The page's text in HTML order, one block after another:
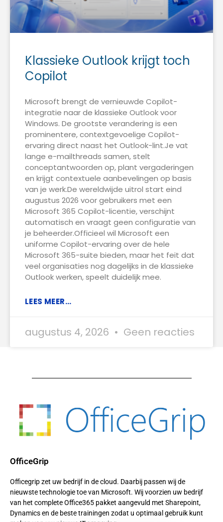
Klassieke Outlook krijgt toch
Copilot
Microsoft brengt de vernieuwde Copilot-
integratie naar de klassieke Outlook voor
Windows. De grootste verandering is een
prominentere, contextgevoelige Copilot-
ervaring direct naast het Outlook-lint.Je vat
lange e-mailthreads samen, stelt
conceptantwoorden op, plant vergaderingen
en krijgt contextuele aanbevelingen op basis
van je werk.De wereldwijde uitrol start eind
augustus 2026 voor gebruikers met een
Microsoft 365 Copilot-licentie, verschijnt
automatisch en vraagt geen configuratie van
je beheerder.Officieel wil Microsoft een
uniforme Copilot-ervaring over de hele
Microsoft 365-suite bieden, maar het feit dat
veel organisaties nog dagelijks in de klassieke
Outlook werken, speelt duidelijk mee.
LEES MEER...
augustus 4, 2026 Geen reacties
OfficeGrip
Officegrip zet uw bedrijf in de cloud. Daarbij passen wij de
nieuwste technologie toe van Microsoft. Wij voorzien uw bedrijf
van het complete Office365 pakket aangevuld met Sharepoint,
Dynamics en de beste trainingen zodat u optimaal gebruik kunt